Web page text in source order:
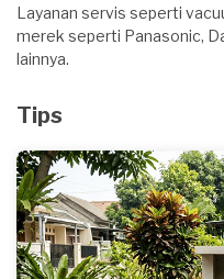
Layanan servis seperti
merek seperti Panasonic,
lainnya.
Tips